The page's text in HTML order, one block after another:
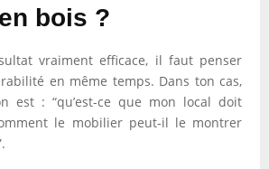
bois ?
vraiment efficace, il faut penser
en même temps. Dans ton cas,
est : “qu’est-ce que mon local doit
le mobilier peut-il le montrer